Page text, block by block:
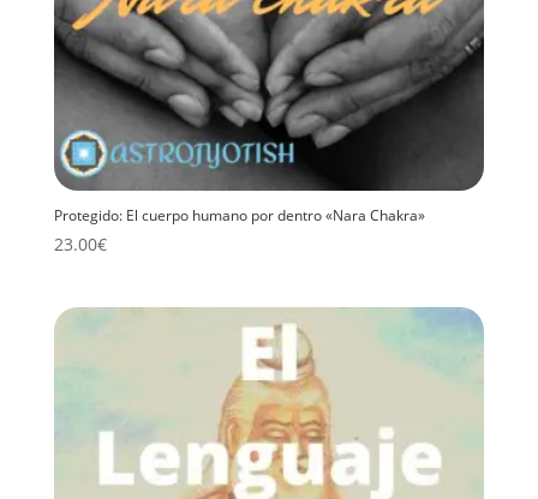
Protegido: El cuerpo humano por dentro «Nara Chakra»
23.00€